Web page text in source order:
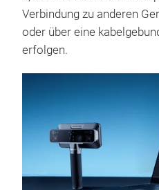
Verbindung zu anderen
oder über eine
erfolgen.